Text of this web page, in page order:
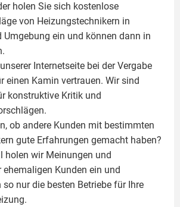
holen Sie sich kostenlose
von Heizungstechnikern in
Umgebung ein und können dann in
Internetseite bei der Vergabe
einen Kamin vertrauen. Wir sind
konstruktive Kritik und
ob andere Kunden mit bestimmten
gute Erfahrungen gemacht haben?
holen wir Meinungen und
ehemaligen Kunden ein und
nur die besten Betriebe für Ihre